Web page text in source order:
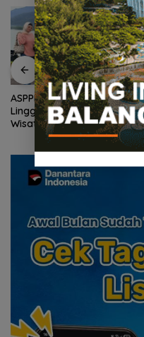
ASPPI DPD Kepri Dorong
Lingga Menjadi Destinasi
Wisata Unggulan Kepulauan